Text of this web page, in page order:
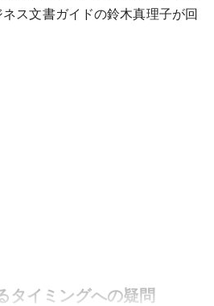
ス文書ガイドの鈴木真理子が回
タイミングへの疑問